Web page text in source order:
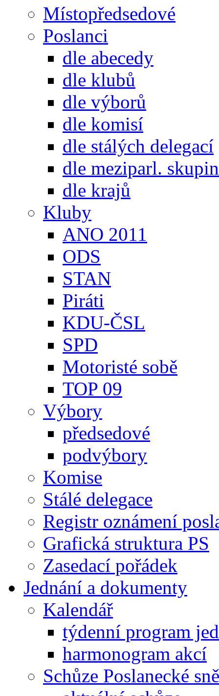
Místopředsedové
Poslanci
dle abecedy
dle klubů
dle výborů
dle komisí
dle stálých delegací
dle meziparl. skupin
dle krajů
Kluby
ANO 2011
ODS
STAN
Piráti
KDU-ČSL
SPD
Motoristé sobě
TOP 09
Výbory
předsedové
podvýbory
Komise
Stálé delegace
Registr oznámení
Grafická struktura PS
Zasedací pořádek
Jednání a dokumenty
Kalendář
týdenní program
harmonogram akcí
Schůze Poslanecké